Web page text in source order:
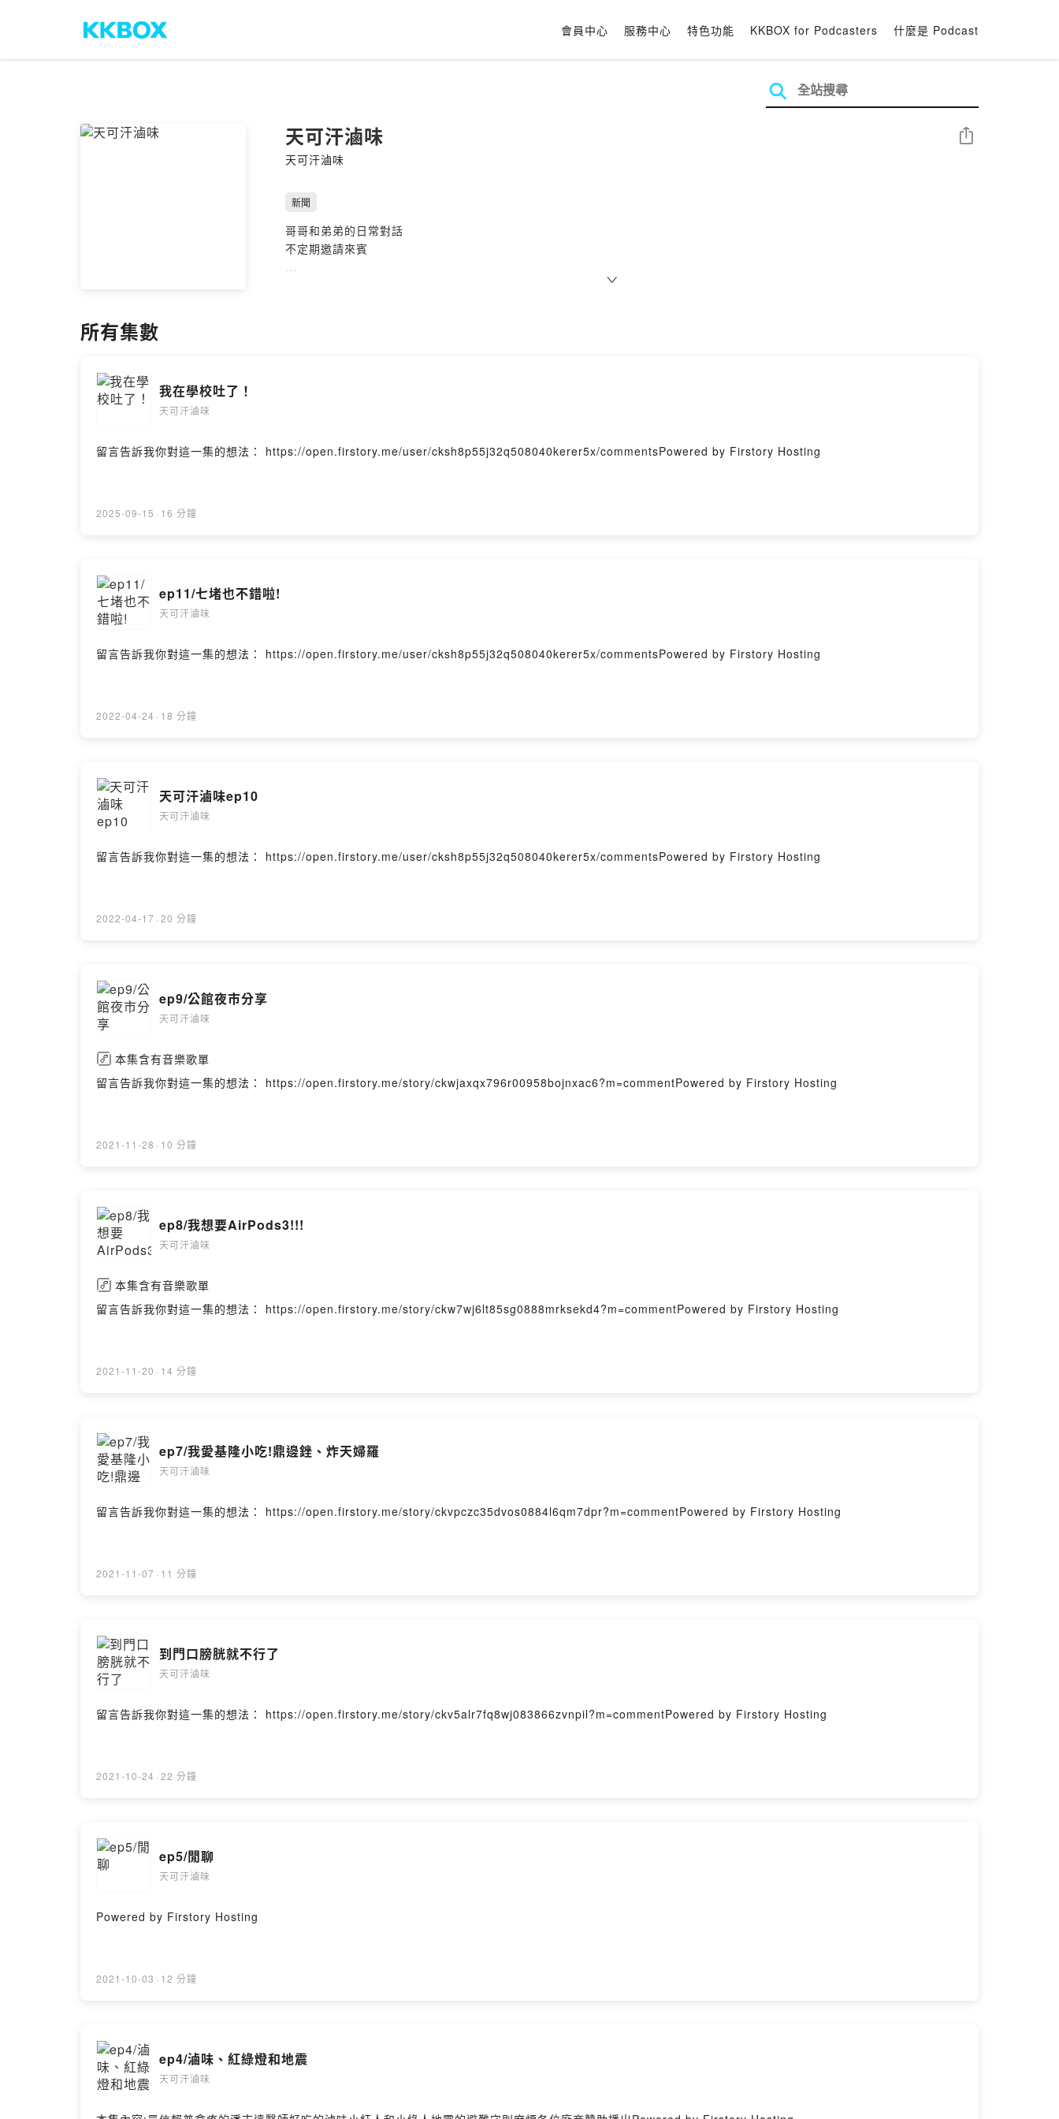
會員中心 服務中心 特色功能 KKBOX for Podcasters 什麼是 Podcast
天可汗滷味
天可汗滷味
分享
新聞
哥哥和弟弟的日常對話
不定期邀請來賓
所有集數
我在學校吐了！
天可汗滷味
留言告訴我你對這一集的想法： https://open.firstory.me/user/cksh8p55j32q508040kerer5x/commentsPowered by Firstory Hosting
2025-09-15 · 16 分鐘
ep11/七堵也不錯啦!
天可汗滷味
留言告訴我你對這一集的想法： https://open.firstory.me/user/cksh8p55j32q508040kerer5x/commentsPowered by Firstory Hosting
2022-04-24 · 18 分鐘
天可汗滷味ep10
天可汗滷味
留言告訴我你對這一集的想法： https://open.firstory.me/user/cksh8p55j32q508040kerer5x/commentsPowered by Firstory Hosting
2022-04-17 · 20 分鐘
ep9/公館夜市分享
天可汗滷味
本集含有音樂歌單
留言告訴我你對這一集的想法： https://open.firstory.me/story/ckwjaxqx796r00958bojnxac6?m=commentPowered by Firstory Hosting
2021-11-28 · 10 分鐘
ep8/我想要AirPods3!!!
天可汗滷味
本集含有音樂歌單
留言告訴我你對這一集的想法： https://open.firstory.me/story/ckw7wj6lt85sg0888mrksekd4?m=commentPowered by Firstory Hosting
2021-11-20 · 14 分鐘
ep7/我愛基隆小吃!鼎邊銼、炸天婦羅
天可汗滷味
留言告訴我你對這一集的想法： https://open.firstory.me/story/ckvpczc35dvos0884l6qm7dpr?m=commentPowered by Firstory Hosting
2021-11-07 · 11 分鐘
到門口膀胱就不行了
天可汗滷味
留言告訴我你對這一集的想法： https://open.firstory.me/story/ckv5alr7fq8wj083866zvnpil?m=commentPowered by Firstory Hosting
2021-10-24 · 22 分鐘
ep5/閒聊
天可汗滷味
Powered by Firstory Hosting
2021-10-03 · 12 分鐘
ep4/滷味、紅綠燈和地震
天可汗滷味